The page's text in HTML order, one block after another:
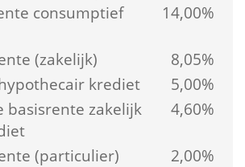
consumptief
14,00%
(zakelijk)
8,05%
krediet
5,00%
basis­rente zakelijk
4,60%
(particulier)
2,00%